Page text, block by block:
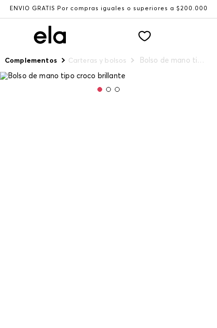
ENVÍO GRATIS Por compras iguales o superiores a $200.000
Complementos Carteras y bolsos Bolso de mano tipo croco brillante